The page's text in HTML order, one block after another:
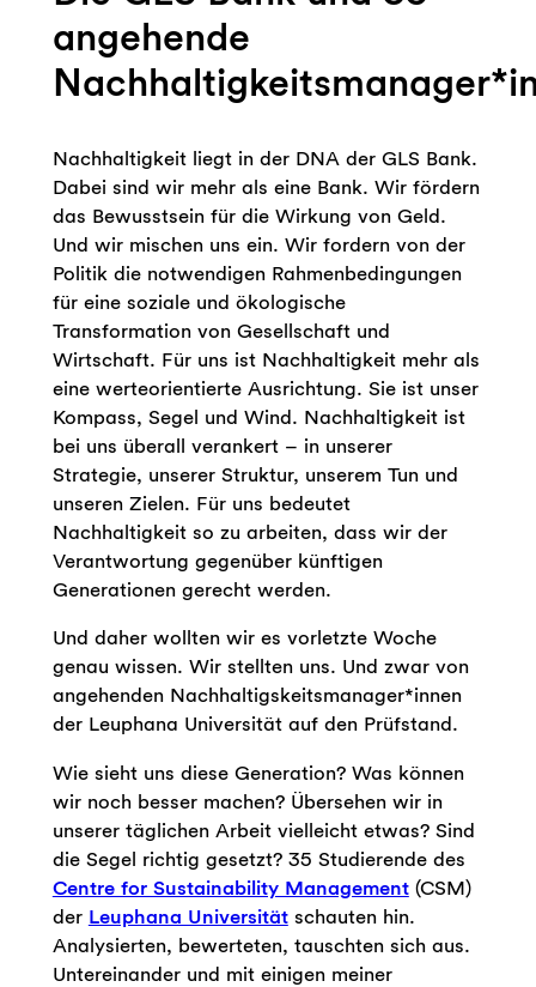
angehende
Nachhaltigkeit liegt in der DNA der GLS Bank.
Dabei sind wir mehr als eine Bank. Wir fördern
das Bewusstsein für die Wirkung von Geld.
Und wir mischen uns ein. Wir fordern von der
Politik die notwendigen Rahmenbedingungen
für eine soziale und ökologische
Transformation von Gesellschaft und
Wirtschaft. Für uns ist Nachhaltigkeit mehr als
eine werteorientierte Ausrichtung. Sie ist unser
Kompass, Segel und Wind. Nachhaltigkeit ist
bei uns überall verankert – in unserer
Strategie, unserer Struktur, unserem Tun und
unseren Zielen. Für uns bedeutet
Nachhaltigkeit so zu arbeiten, dass wir der
Verantwortung gegenüber künftigen
Generationen gerecht werden.
Und daher wollten wir es vorletzte Woche
genau wissen. Wir stellten uns. Und zwar von
angehenden Nachhaltigskeitsmanager*innen
der Leuphana Universität auf den Prüfstand.
Wie sieht uns diese Generation? Was können
wir noch besser machen? Übersehen wir in
unserer täglichen Arbeit vielleicht etwas? Sind
die Segel richtig gesetzt? 35 Studierende des
Centre for Sustainability Management(CSM)
der Leuphana Universitätschauten hin.
Analysierten, bewerteten, tauschten sich aus.
Untereinander und mit einigen meiner